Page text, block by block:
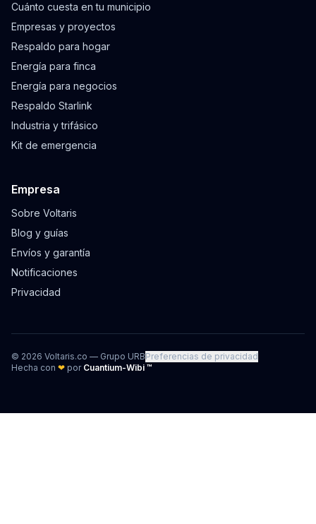
Cuánto cuesta en tu municipio
Empresas y proyectos
Respaldo para hogar
Energía para finca
Energía para negocios
Respaldo Starlink
Industria y trifásico
Kit de emergencia
Empresa
Sobre Voltaris
Blog y guías
Envíos y garantía
Notificaciones
Privacidad
© 2026 Voltaris.co — Grupo URBPreferencias de privacidad
Hecha con ❤ por Cuantium-Wibi ™